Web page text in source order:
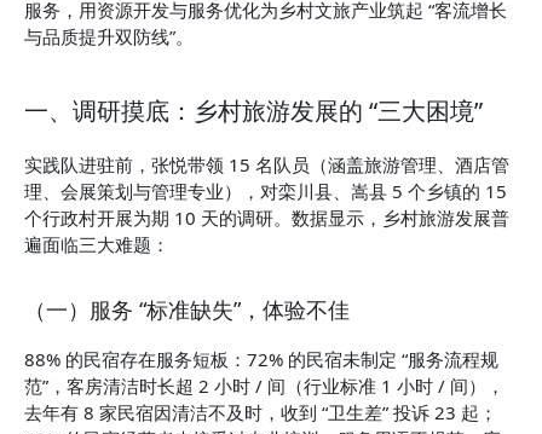
服务，用资源开发与服务优化为乡村文旅产业筑起 “客流增长
与品质提升双防线”。
一、调研摸底：乡村旅游发展的 “三大困境”
实践队进驻前，张悦带领 15 名队员（涵盖旅游管理、酒店管
理、会展策划与管理专业），对栾川县、嵩县 5 个乡镇的 15
个行政村开展为期 10 天的调研。数据显示，乡村旅游发展普
遍面临三大难题：
（一）服务 “标准缺失”，体验不佳
88% 的民宿存在服务短板：72% 的民宿未制定 “服务流程规
范”，客房清洁时长超 2 小时 / 间（行业标准 1 小时 / 间），
去年有 8 家民宿因清洁不及时，收到 “卫生差” 投诉 23 起；